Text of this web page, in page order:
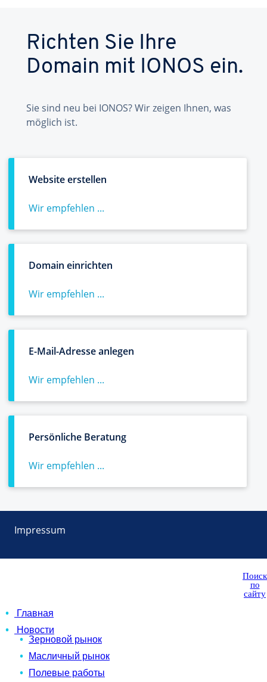
Richten Sie Ihre
Domain mit IONOS ein.
Sie sind neu bei IONOS? Wir zeigen Ihnen, was
möglich ist.
Website erstellen
Wir empfehlen ...
Domain einrichten
Wir empfehlen ...
E-Mail-Adresse anlegen
Wir empfehlen ...
Persönliche Beratung
Wir empfehlen ...
Impressum
Поиск
по
сайту
Главная
Новости
Зерновой рынок
Масличный рынок
Полевые работы